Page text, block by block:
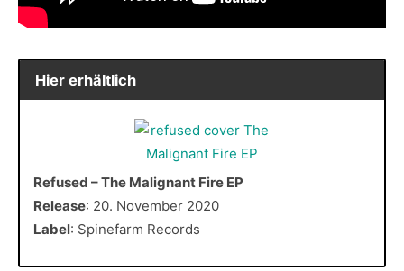
Hier erhältlich
Refused – The Malignant Fire EP
Release: 20. November 2020
Label: Spinefarm Records